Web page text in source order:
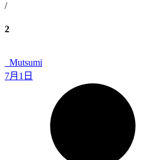
/
2
_Mutsumi
7月1日